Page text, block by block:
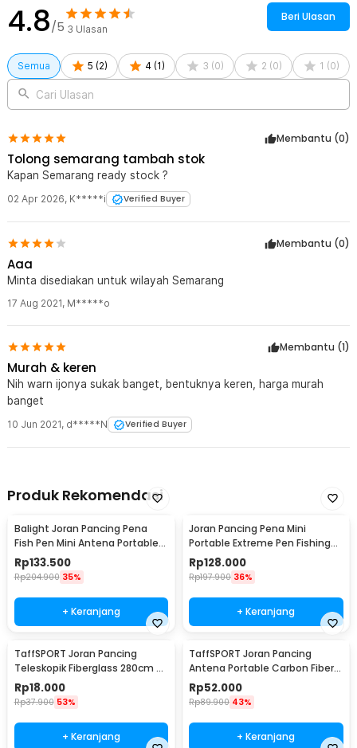
4.8/5 3 Ulasan
Beri Ulasan
Semua 5 (2) 4 (1 ) 3 (0) 2 (0) 1 (0)
Cari Ulasan
Membantu (0)
Tolong semarang tambah stok
Kapan Semarang ready stock ?
02 Apr 2026, K*****i Verified Buyer
Membantu (0)
Aaa
Minta disediakan untuk wilayah Semarang
17 Aug 2021, M*****o
Membantu (1)
Murah & keren
Nih warn ijonya sukak banget, bentuknya keren, harga murah
banget
10 Jun 2021, d*****N Verified Buyer
Produk Rekomendasi
Balight Joran Pancing Pena
Fish Pen Mini Antena Portable
Rod 1.4M - ST-Y0011 / YL100
Rp133.500
Rp204.900 35%
+ Keranjang
Joran Pancing Pena Mini
Portable Extreme Pen Fishing
Rod Length 1.5M - YL100
Rp128.000
Rp197.900 36%
+ Keranjang
TaffSPORT Joran Pancing
Teleskopik Fiberglass 280cm 6
Section Portable
Rp18.000
Rp37.900 53%
+ Keranjang
TaffSPORT Joran Pancing
Antena Portable Carbon Fiber
Rod 2.1M 5
Rp52.000
Rp89.900 43%
+ Keranjang